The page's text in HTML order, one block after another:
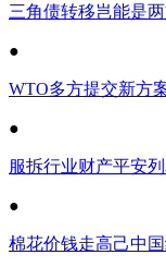
三角债转移岂能是
●
WTO多方提交新方
●
服拆行业财产平安
●
棉花价钱走高己中